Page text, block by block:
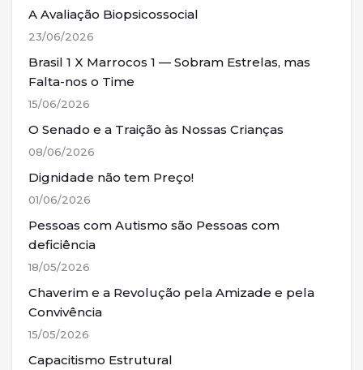
A Avaliação Biopsicossocial
23/06/2026
Brasil 1 X Marrocos 1 — Sobram Estrelas, mas
Falta-nos o Time
15/06/2026
O Senado e a Traição às Nossas Crianças
08/06/2026
Dignidade não tem Preço!
01/06/2026
Pessoas com Autismo são Pessoas com
deficiência
18/05/2026
Chaverim e a Revolução pela Amizade e pela
Convivência
15/05/2026
Capacitismo Estrutural